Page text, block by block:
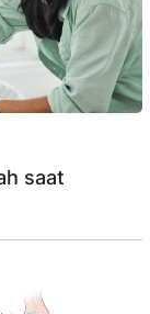
saat